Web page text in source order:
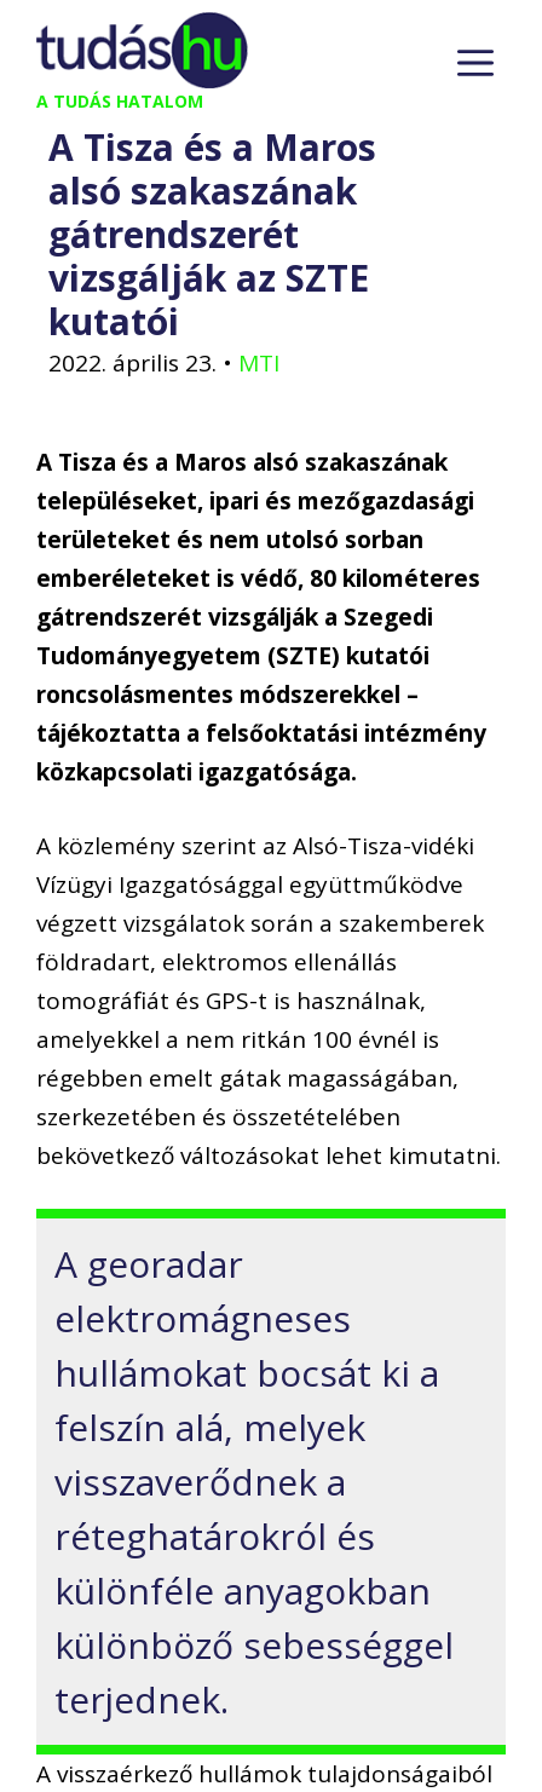
Kilépés
tartalomba
A TUDÁS HATALOM
A Tisza és a Maros
alsó szakaszának
gátrendszerét
vizsgálják az SZTE
kutatói
2022. április 23. • MTI
A Tisza és a Maros alsó szakaszának
településeket, ipari és mezőgazdasági
területeket és nem utolsó sorban
emberéleteket is védő, 80 kilométeres
gátrendszerét vizsgálják a Szegedi
Tudományegyetem (SZTE) kutatói
roncsolásmentes módszerekkel –
tájékoztatta a felsőoktatási intézmény
közkapcsolati igazgatósága.
A közlemény szerint az Alsó-Tisza-vidéki
Vízügyi Igazgatósággal együttműködve
végzett vizsgálatok során a szakemberek
földradart, elektromos ellenállás
tomográfiát és GPS-t is használnak,
amelyekkel a nem ritkán 100 évnél is
régebben emelt gátak magasságában,
szerkezetében és összetételében
bekövetkező változásokat lehet kimutatni.
A georadar
elektromágneses
hullámokat bocsát ki a
felszín alá, melyek
visszaverődnek a
réteghatárokról és
különféle anyagokban
különböző sebességgel
terjednek.
A visszaérkező hullámok tulajdonságaiból